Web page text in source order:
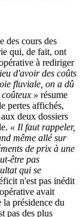
des cours des
qui, de fait, ont
à rediriger
d'avoir des coûts
fluviale, on a dû
» résume
pertes affichés,
deux dossiers
« Il faut rappeler,
même allé sur
de prix à une
être pas
qui se
n'est pas inédit
avait
présidence du
pas des plus